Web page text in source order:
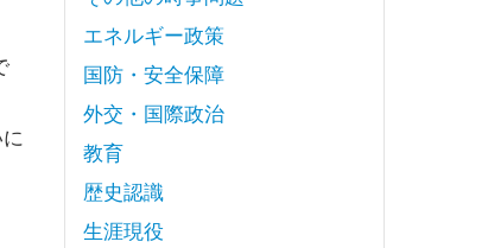
エネルギー政策
国防・安全保障
外交・国際政治
教育
歴史認識
生涯現役